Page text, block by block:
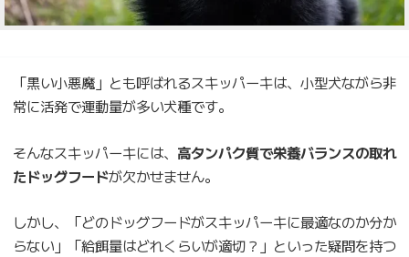
「黒い小悪魔」とも呼ばれるスキッパーキは、小型犬ながら非
常に活発で運動量が多い犬種です。
そんなスキッパーキには、 高タンパク質で栄養バランスの取れ
たドッグフードが欠かせません。
しかし、「どのドッグフードがスキッパーキに最適なのか分か
らない」「給餌量はどれくらいが適切？」といった疑問を持つ